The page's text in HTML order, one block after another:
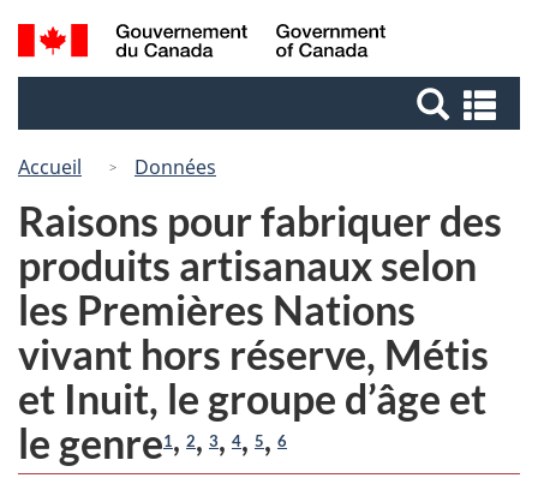
Passer
au
Passer
à
Canada
Recherche
et
et
Accueil Données
Raisons pour fabriquer des
produits artisanaux selon
les Premières Nations
vivant hors réserve, Métis
et Inuit, le groupe d’âge et
le genre1, 2, 3, 4, 5, 6